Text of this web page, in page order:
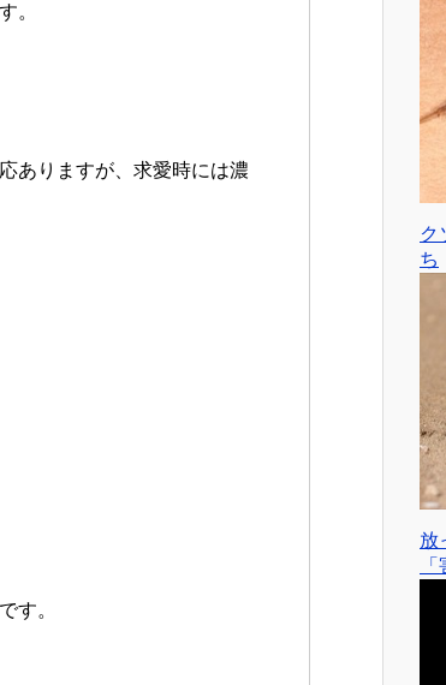
。
ありますが、求愛時には濃
す。
ク
ち
放